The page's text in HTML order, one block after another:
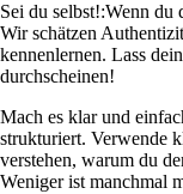
Sei du selbst!:Wenn du
Wir schätzen
kennenlernen. Lass
durchscheinen!
Mach es klar und
strukturiert. Verwende
verstehen, warum du
Weniger ist manchmal